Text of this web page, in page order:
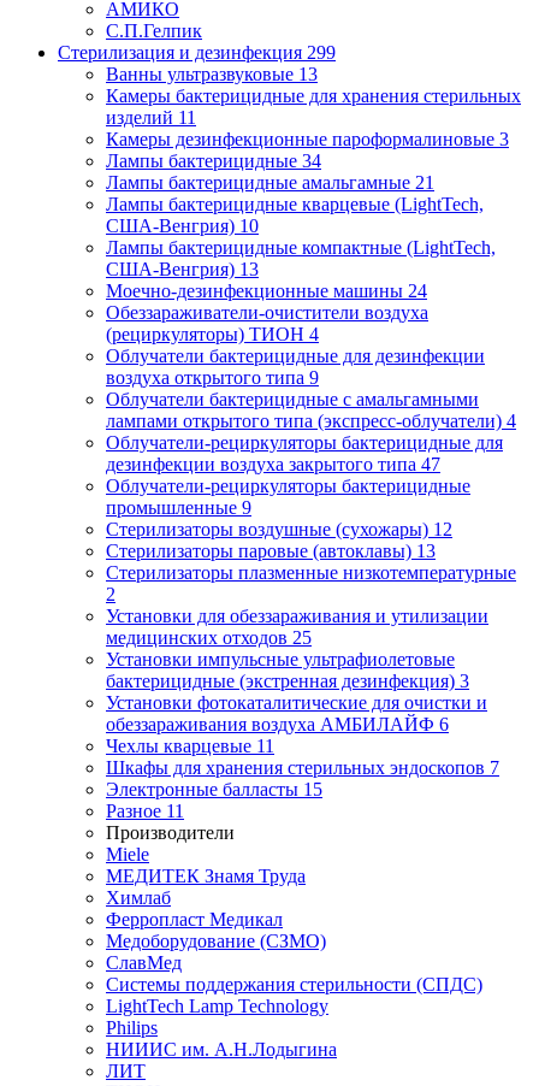
АМИКО
С.П.Гелпик
Стерилизация и дезинфекция 299
Ванны ультразвуковые 13
Камеры бактерицидные для хранения стерильных
изделий 11
Камеры дезинфекционные пароформалиновые 3
Лампы бактерицидные 34
Лампы бактерицидные амальгамные 21
Лампы бактерицидные кварцевые (LightTech,
США-Венгрия) 10
Лампы бактерицидные компактные (LightTech,
США-Венгрия) 13
Моечно-дезинфекционные машины 24
Обеззараживатели-очистители воздуха
(рециркуляторы) ТИОН 4
Облучатели бактерицидные для дезинфекции
воздуха открытого типа 9
Облучатели бактерицидные с амальгамными
лампами открытого типа (экспресс-облучатели) 4
Облучатели-рециркуляторы бактерицидные для
дезинфекции воздуха закрытого типа 47
Облучатели-рециркуляторы бактерицидные
промышленные 9
Стерилизаторы воздушные (сухожары) 12
Стерилизаторы паровые (автоклавы) 13
Стерилизаторы плазменные низкотемпературные
2
Установки для обеззараживания и утилизации
медицинских отходов 25
Установки импульсные ультрафиолетовые
бактерицидные (экстренная дезинфекция) 3
Установки фотокаталитические для очистки и
обеззараживания воздуха АМБИЛАЙФ 6
Чехлы кварцевые 11
Шкафы для хранения стерильных эндоскопов 7
Электронные балласты 15
Разное 11
Производители
Miele
МЕДИТЕК Знамя Труда
Химлаб
Ферропласт Медикал
Медоборудование (СЗМО)
СлавМед
Системы поддержания стерильности (СПДС)
LightTech Lamp Technology
Philips
НИИИС им. А.Н.Лодыгина
ЛИТ